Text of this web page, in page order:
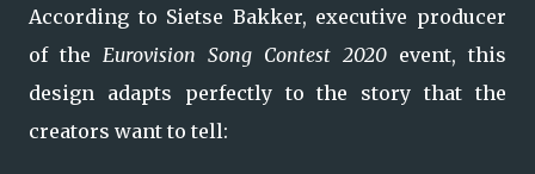
According to Sietse Bakker, executive producer
of the Eurovision Song Contest 2020 event, this
design adapts perfectly to the story that the
creators want to tell: